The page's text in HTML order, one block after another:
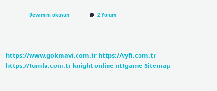
Devamını okuyunEriği
Ilk
2 Yorum
https://www.gokmavi.com.tr https://vyfi.com.tr
https://tumla.com.tr knight online nttgame Sitemap